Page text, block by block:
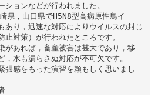
ションなどが行われました。
県，山口県でH5N8型高病原性鳥イ
あり，迅速な対応によりウイルスの封じ
止対策）が行われたところです。
があれば，畜産被害は甚大であり，移
，水も漏らさぬ対応が不可欠です。
張感をもった演習を頼もしく思いまし